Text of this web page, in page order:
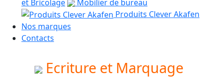
et Bricolage
Mobilier de bureau
Produits Clever Akafen
Nos marques
Contacts
Ecriture et Marquage